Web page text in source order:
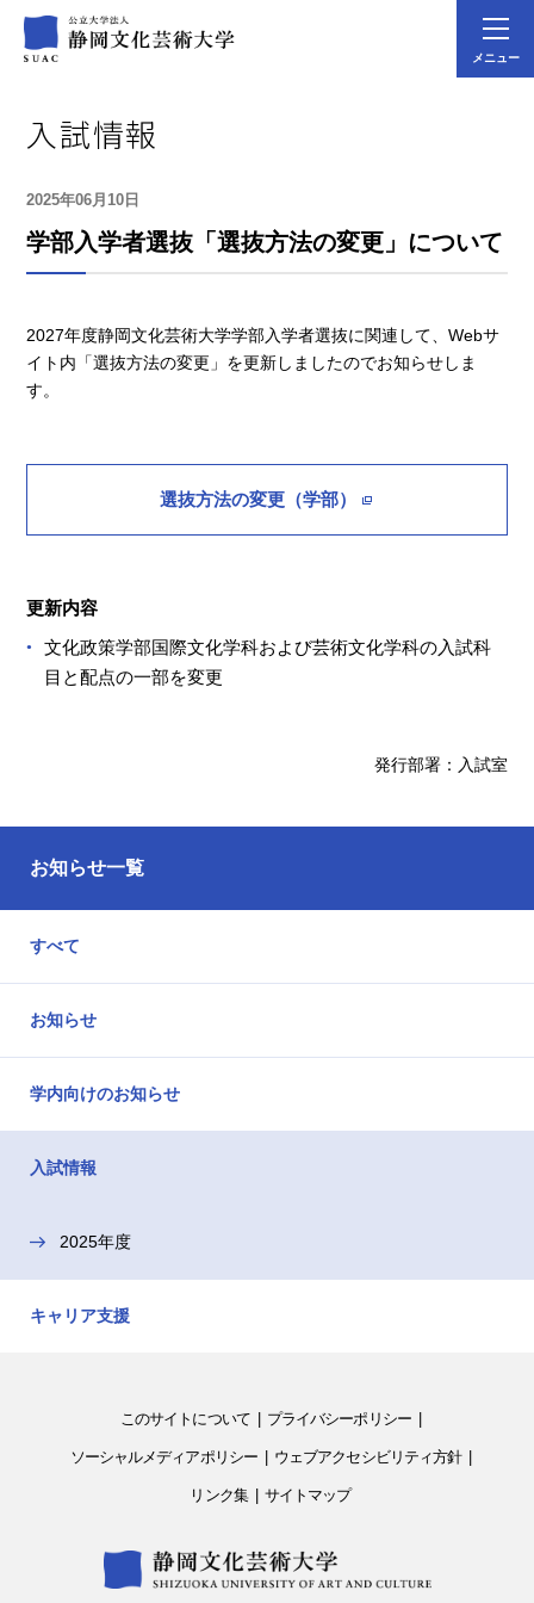
メニュー
入試情報
2025年06月10日
学部入学者選抜「選抜方法の変更」について
2027年度静岡文化芸術大学学部入学者選抜に関連して、Webサ
イト内「選抜方法の変更」を更新しましたのでお知らせしま
す。
選抜方法の変更（学部）
更新内容
文化政策学部国際文化学科および芸術文化学科の入試科
目と配点の一部を変更
発行部署：入試室
お知らせ一覧
すべて
お知らせ
学内向けのお知らせ
入試情報
2025年度
キャリア支援
このサイトについて プライバシーポリシー
ソーシャルメディアポリシー ウェブアクセシビリティ方針
リンク集 サイトマップ